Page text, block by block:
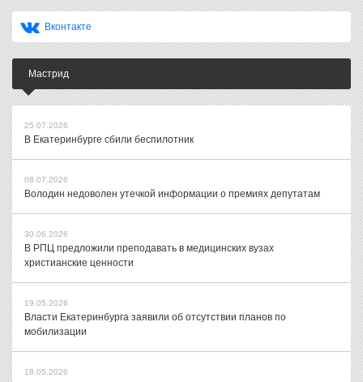
Вконтакте
Мастрид
25.07.2026
В Екатеринбурге сбили беспилотник
08.07.2026
Володин недоволен утечкой информации о премиях депутатам
30.06.2026
В РПЦ предложили преподавать в медицинских вузах
христианские ценности
19.05.2026
Власти Екатеринбурга заявили об отсутствии планов по
мобилизации
18.05.2026